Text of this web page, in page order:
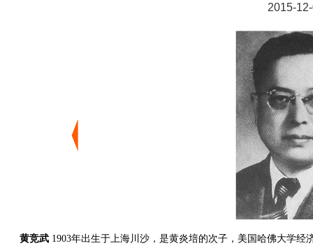
2015-
黄竞武 1903年出生于上海川沙，是黄炎培的次子，美国哈佛大学